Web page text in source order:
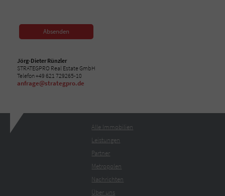
Absenden
Jörg-Dieter Rünzler
STRATEGPRO Real Estate GmbH
Telefon +49 621 729265-10
anfrage@strategpro.de
Alle Immobilien
Leistungen
Partner
Metropolen
Nachrichten
Über uns